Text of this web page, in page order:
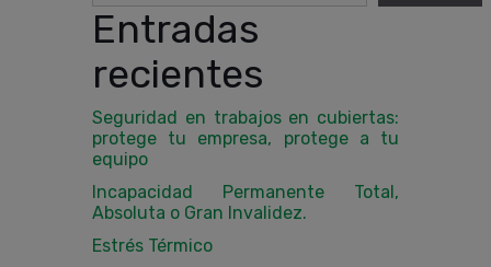
Entradas
recientes
Seguridad en trabajos en cubiertas:
protege tu empresa, protege a tu
equipo
Incapacidad Permanente Total,
Absoluta o Gran Invalidez.
Estrés Térmico